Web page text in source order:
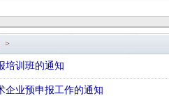
>
培训班的通知
企业预申报工作的通知